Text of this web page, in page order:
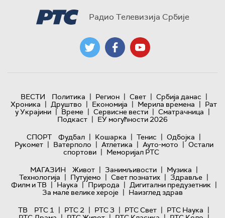
Радио Телевизија Србије
ВЕСТИ Политика | Регион | Свет | Србија данас |
Хроника | Друштво | Економија | Мерила времена | Рат
у Украјини | Време | Сервисне вести | Сматрачница |
Подкаст | ЕУ могућности 2026
СПОРТ
Фудбал | Кошарка | Тенис | Одбојка |
Рукомет | Ватерполо | Атлетика | Ауто-мото | Остали
спортови | Меморијал РТС
МАГАЗИН
Живот | Занимљивости | Музика |
Технологијa | Путујемо | Свет познатих | Здравље |
Филм и ТВ | Наука | Природа | Дигитални предузетник |
За мале велике хероје | Наизглед здрав
ТВ
РТС 1 | РТС 2 | РТС 3 | РТС Свет | РТС Наука |